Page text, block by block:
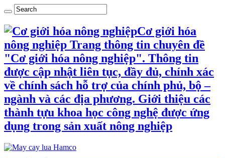
Cơ giới hóa
nông nghiệp Trang thông tin chuyên đề
"Cơ giới hóa nông nghiệp". Thông tin
được cập nhật liên tục, đầy đủ, chính xác
về chính sách hỗ trợ của chính phủ, bộ –
ngành và các địa phương. Giới thiệu các
thành tựu khoa học công nghệ được ứng
dụng trong sản xuất nông nghiệp